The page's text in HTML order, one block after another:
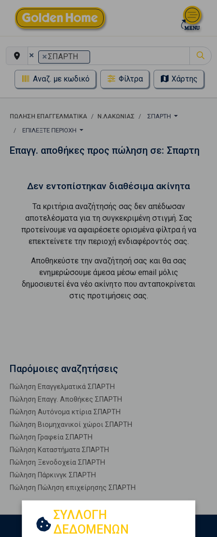
× ×ΣΠΑΡΤΗ
Αναζ. με κωδικό Φίλτρα Χάρτης
ΠΏΛΗΣΗ ΕΠΑΓΓΕΛΜΑΤΙΚΆ Ν.ΛΑΚΩΝΙΑΣ
ΣΠΑΡΤΗ
ΕΠΙΛΈΞΤΕ ΠΕΡΙΟΧΉ
Επαγγ. αποθήκες προς πώληση σε: Σπαρτη
Δεν εντοπίστηκαν διαθέσιμα ακίνητα
Τα κριτήρια αναζήτησής σας δεν απέδωσαν
αποτελέσματα για τη συγκεκριμένη στιγμή. Σας
προτείνουμε να αφαιρέσετε ορισμένα φίλτρα ή να
επεκτείνετε την περιοχή ενδιαφέροντός σας.
Αποθηκεύστε την αναζήτησή σας και θα σας
ενημερώσουμε άμεσα μέσω email μόλις
δημοσιευτεί ένα νέο ακίνητο που ανταποκρίνεται
στις προτιμήσεις σας.
Παρόμοιες αναζητήσεις
Πώληση Επαγγελματικά ΣΠΑΡΤΗ
Πώληση Επαγγ. Αποθήκες ΣΠΑΡΤΗ
Πώληση Αυτόνομα κτίρια ΣΠΑΡΤΗ
Πώληση Βιομηχανικοί χώροι ΣΠΑΡΤΗ
Πώληση Γραφεία ΣΠΑΡΤΗ
Πώληση Καταστήματα ΣΠΑΡΤΗ
Πώληση Ξενοδοχεία ΣΠΑΡΤΗ
Πώληση Πάρκινγκ ΣΠΑΡΤΗ
Πώληση Πώληση επιχείρησης ΣΠΑΡΤΗ
ΣΥΛΛΟΓΗ
ΔΕΔΟΜΕΝΩΝ